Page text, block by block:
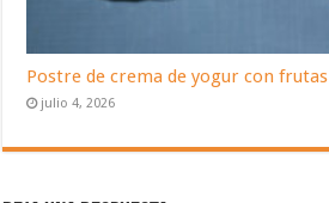
Postre de crema de yogur con frutas
julio 4, 2026